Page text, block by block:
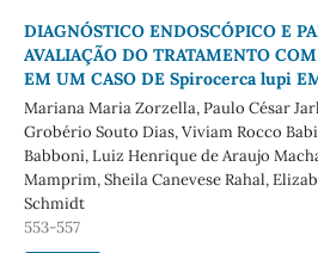
DIAGNÓSTICO ENDOSCÓPICO E
AVALIAÇÃO DO TRATAMENTO
EM UM CASO DE Spirocerca lupi
Mariana Maria Zorzella, Paulo César
Grobério Souto Dias, Viviam Rocco
Babboni, Luiz Henrique de Araujo
Mamprim, Sheila Canevese Rahal,
Schmidt
553-557